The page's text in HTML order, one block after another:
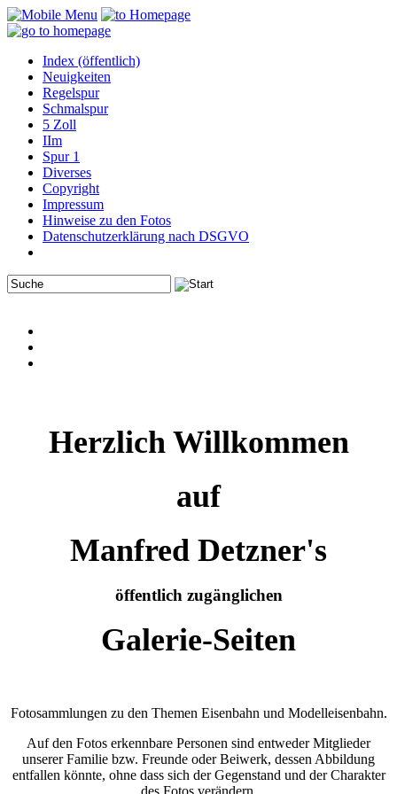
Index (öffentlich)
Neuigkeiten
Regelspur
Schmalspur
5 Zoll
IIm
Spur 1
Diverses
Copyright
Impressum
Hinweise zu den Fotos
Datenschutzerklärung nach DSGVO
Herzlich Willkommen
auf
Manfred Detzner's
öffentlich zugänglichen
Galerie-Seiten
Fotosammlungen zu den Themen Eisenbahn und Modelleisenbahn.
Auf den Fotos erkennbare Personen sind entweder Mitglieder
unserer Familie bzw. Freunde oder Beiwerk, dessen Abbildung
entfallen könnte, ohne dass sich der Gegenstand und der Charakter
des Fotos verändern.